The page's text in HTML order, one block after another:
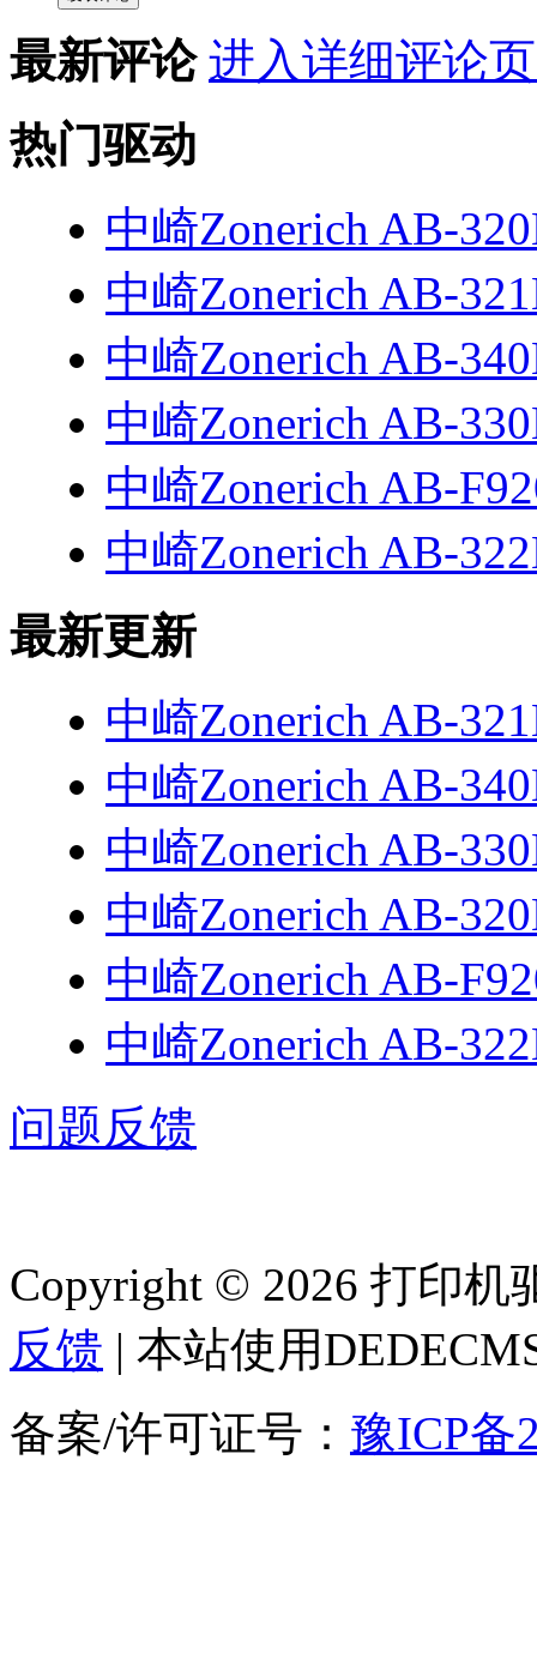
最新评论 进入详细评论
热门驱动
中崎Zonerich AB-
中崎Zonerich AB-
中崎Zonerich AB-
中崎Zonerich AB-
中崎Zonerich AB-
中崎Zonerich AB-
最新更新
中崎Zonerich AB-
中崎Zonerich AB-
中崎Zonerich AB-
中崎Zonerich AB-
中崎Zonerich AB-
中崎Zonerich AB-
问题反馈
Copyright © 2026 打印
反馈 | 本站使用
备案/许可证号： 豫ICP备